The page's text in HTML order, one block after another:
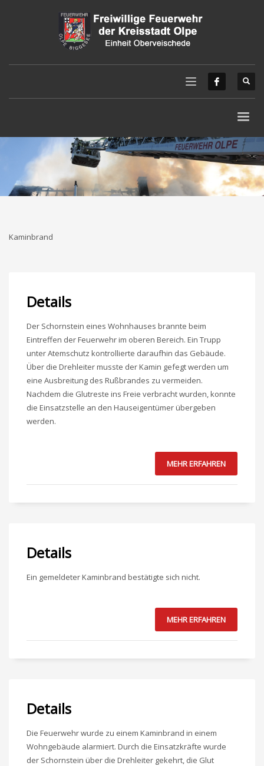
Kaminbrand
Details
Der Schornstein eines Wohnhauses brannte beim
Eintreffen der Feuerwehr im oberen Bereich. Ein Trupp
unter Atemschutz kontrollierte daraufhin das Gebäude.
Über die Drehleiter musste der Kamin gefegt werden um
eine Ausbreitung des Rußbrandes zu vermeiden.
Nachdem die Glutreste ins Freie verbracht wurden, konnte
die Einsatzstelle an den Hauseigentümer übergeben
werden.
MEHR ERFAHREN
Details
Ein gemeldeter Kaminbrand bestätigte sich nicht.
MEHR ERFAHREN
Details
Die Feuerwehr wurde zu einem Kaminbrand in einem
Wohngebäude alarmiert. Durch die Einsatzkräfte wurde
der Schornstein über die Drehleiter gekehrt, die Glut